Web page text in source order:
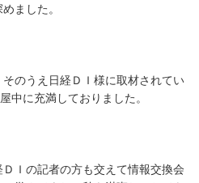
ました。
のうえ日経ＤＩ様に取材されてい
中に充満しておりました。
Ｉの記者の方も交えて情報交換会